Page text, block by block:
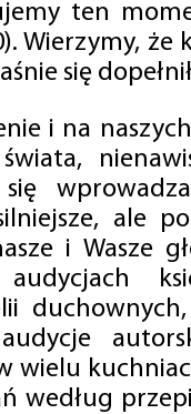
ten
Wierzymy, że
się
i na
się
ale
i Wasze
wielu
według